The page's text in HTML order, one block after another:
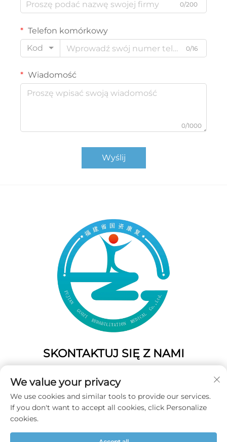
0/200
Telefon komórkowy
Kod
0/16
Wiadomość
0/1000
Wyślij
SKONTAKTUJ SIĘ Z NAMI
Chiny
Tel.:+86-19859128239
E-mail:
We value your privacy
We use cookies and similar tools to provide our services.
If you don't want to accept all cookies, click Personalize
cookies.